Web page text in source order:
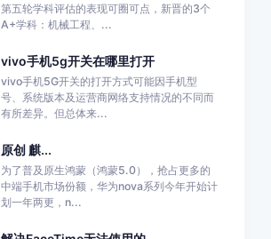
第五轮学科评估的表现可圈可点，新晋的3个
A+学科：机械工程、...
vivo手机5g开关在哪里打开
vivo手机5G开关的打开方式可能因手机型
号、系统版本及运营商网络支持情况的不同而
有所差异。但总体来...
原创 麒...
为了普及原生鸿蒙（鸿蒙5.0），抢占更多的
中端手机市场份额，华为nova系列今年开始计
划一年两更，n...